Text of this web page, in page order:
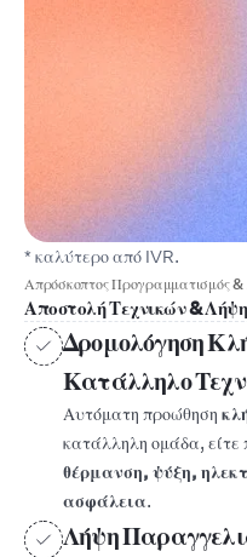
* καλύτερο από IVR.
Απρόσκοπτος Προγραμματισμός
Αποστολή Τεχνικών &
Δρομολόγηση
Κατάλληλο
Αυτόματη προώθηση
κατάλληλη ομάδα, είτε
θέρμανση, ψύξη,
ασφάλεια.
Λήψη